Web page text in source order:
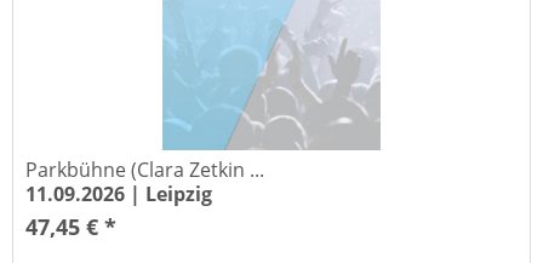
Parkbühne (Clara Zetkin ...
11.09.2026 | Leipzig
47,45 € *